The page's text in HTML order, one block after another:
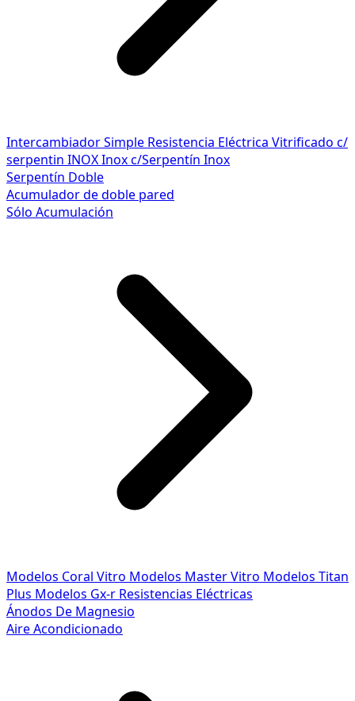
Intercambiador Simple Resistencia Eléctrica Vitrificado c/
serpentin INOXInox c/Serpentín Inox
Serpentín Doble
Acumulador de doble pared
Sólo Acumulación
Modelos Coral Vitro Modelos Master Vitro Modelos Titan
Plus Modelos Gx-r Resistencias Eléctricas
Ánodos De Magnesio
Aire Acondicionado